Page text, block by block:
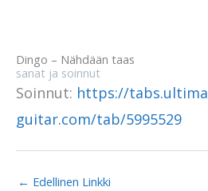
Dingo – Nähdään taas
sanat ja soinnut
Soinnut: https://
guitar.com/tab/5995529
← Edellinen Linkki